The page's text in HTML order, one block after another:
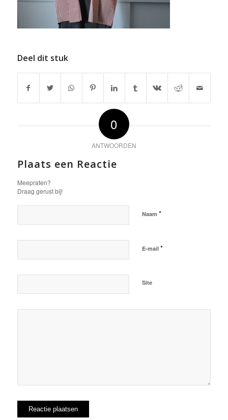
Deel dit stuk
0
ANTWOORDEN
Plaats een Reactie
Meepraten?
Draag gerust bij!
Naam *
E-mail *
Site